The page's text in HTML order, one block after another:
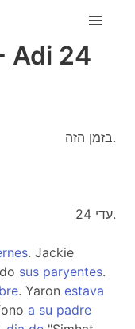
Adi 24
בזמן הזה.
עדי 24.
. Jackie
sus paryentes.
. Yaron estava
a su padre